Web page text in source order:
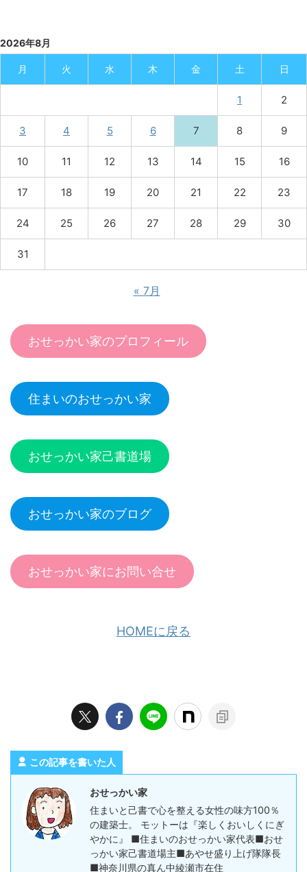
2026年8月
月 火 水 木 金 土 日
1 2
3 4 5 6 7 8 9
10 11 12 13 14 15 16
17 18 19 20 21 22 23
24 25 26 27 28 29 30
31
« 7月
おせっかい家のプロフィール
住まいのおせっかい家
おせっかい家己書道場
おせっかい家のブログ
おせっかい家にお問い合せ
HOMEに戻る
この記事を書いた人
おせっかい家
住まいと己書で心を整える女性の味方100％
の建築士。 モットーは『楽しくおいしくにぎ
やかに』 ■住まいのおせっかい家代表■おせ
っかい家己書道場主■あやせ盛り上げ隊隊長
■神奈川県の真ん中綾瀬市在住